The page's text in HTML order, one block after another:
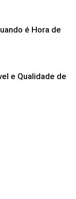
é Hora de
e Qualidade de